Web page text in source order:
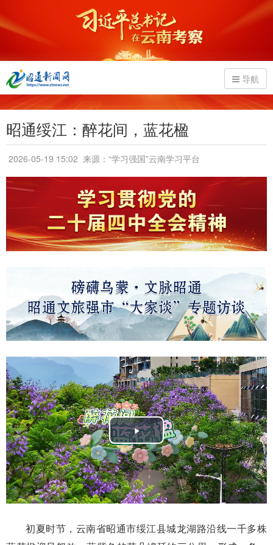
导航
昭通绥江：醉花间，蓝花楹
2026-05-19 15:02 来源：“学习强国”云南学习平台
Play
Video
初夏时节，云南省昭通市绥江县城龙湖路沿线一千多株